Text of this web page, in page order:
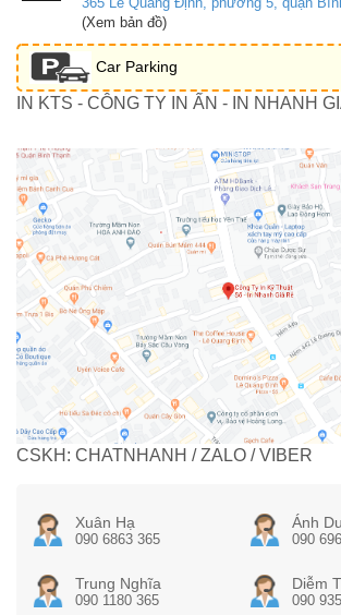
(Xem bản đồ)
Car Parking
IN KTS - CÔNG TY IN ẤN - IN NHANH
CSKH: CHATNHANH / ZALO / VIBER
Xuân Hạ
090 6863 365
Ánh
090
Trung Nghĩa
090 1180 365
Diễm
090